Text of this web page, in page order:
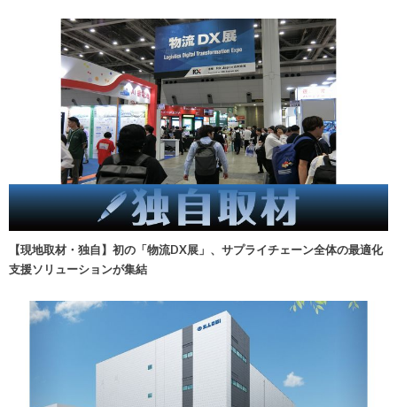
【現地取材・独自】初の「物流DX展」、サプライチェーン全体の最適化
支援ソリューションが集結